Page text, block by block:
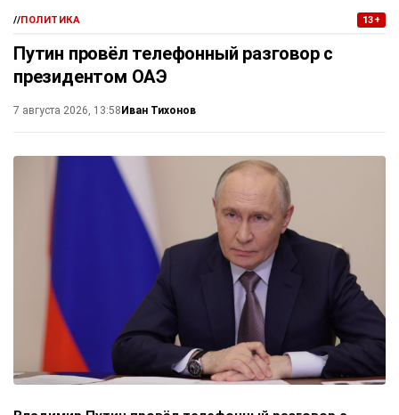
//ПОЛИТИКА 13+
Путин провёл телефонный разговор с
президентом ОАЭ
7 августа 2026, 13:58Иван Тихонов